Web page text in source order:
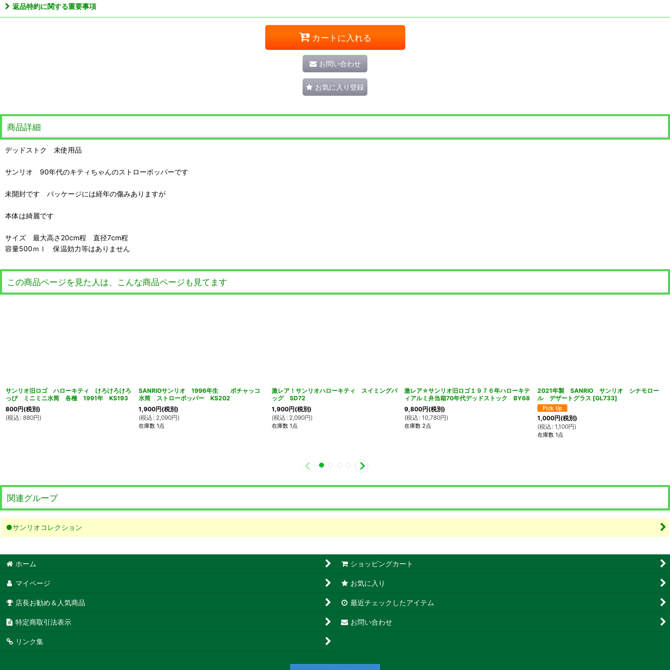
返品特約に関する重要事項
カートに入れる
お問い合わせ
お気に入り登録
商品詳細
デッドストク 未使用品
サンリオ 90年代のキティちゃんのストローポッパーです
未開封です パッケージには経年の傷みありますが
本体は綺麗です
サイズ 最大高さ20cm程 直径7cm程
容量500ｍｌ 保温効力等はありません
この商品ページを見た人は、こんな商品ページも見てます
サンリオ旧ロゴ ハローキティ けろけろけろ
っぴ ミニミニ水筒 各種 1991年 KS193
800円(税別)
(税込 : 880円)
SANRIOサンリオ 1996年生 ポチャッコ
水筒 ストローポッパー KS202
1,900円(税別)
(税込 : 2,090円)
在庫数 1点
激レア！サンリオハローキティ スイミングバ
ッグ SD72
1,900円(税別)
(税込 : 2,090円)
在庫数 1点
激レア☆サンリオ旧ロゴ１９７６年ハローキテ
ィアルミ弁当箱70年代デッドストック BY68
9,800円(税別)
(税込 : 10,780円)
在庫数 2点
2021年製 SANRIO サンリオ シナモロー
ル デザートグラス [GL733]
1,000円(税別)
(税込 : 1,100円)
在庫数 1点
関連グループ
●サンリオコレクション
ホーム ショッピングカート
マイページ お気に入り
店長お勧め＆人気商品 最近チェックしたアイテム
特定商取引法表示 お問い合わせ
リンク集